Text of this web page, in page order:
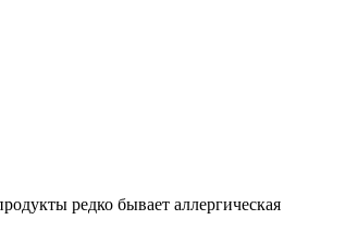
редко бывает аллергическая